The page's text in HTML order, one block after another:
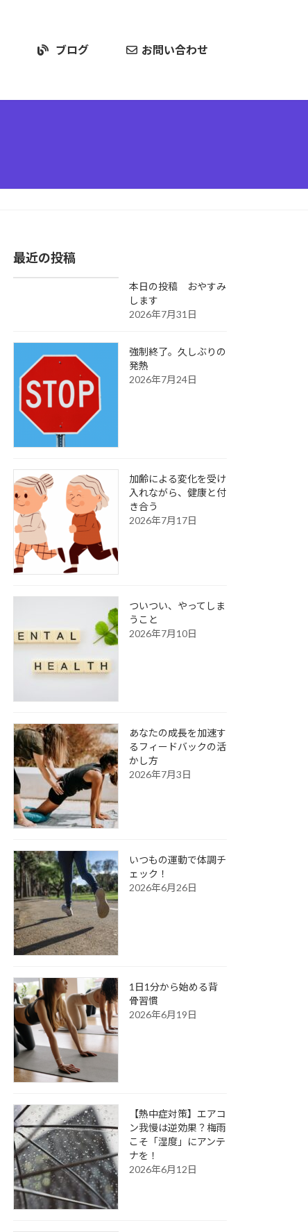
ブログ お問い合わせ
最近の投稿
本日の投稿 おやすみ
します
2026年7月31日
強制終了。久しぶりの
発熱
2026年7月24日
加齢による変化を受け
入れながら、健康と付
き合う
2026年7月17日
ついつい、やってしま
うこと
2026年7月10日
あなたの成長を加速す
るフィードバックの活
かし方
2026年7月3日
いつもの運動で体調チ
ェック！
2026年6月26日
1日1分から始める背
骨習慣
2026年6月19日
【熱中症対策】エアコ
ン我慢は逆効果？梅雨
こそ「湿度」にアンテ
ナを！
2026年6月12日